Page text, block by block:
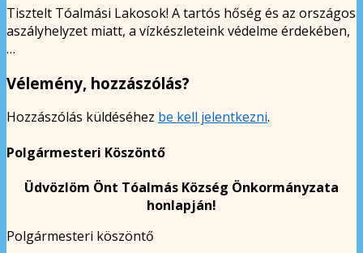
Tisztelt Tóalmási Lakosok! A tartós hőség és az országos
aszályhelyzet miatt, a vízkészleteink védelme érdekében,
…
Vélemény, hozzászólás?
Hozzászólás küldéséhez be kell jelentkezni.
Polgármesteri Köszöntő
Üdvözlöm Önt Tóalmás Község Önkormányzata
honlapján!
Polgármesteri köszöntő